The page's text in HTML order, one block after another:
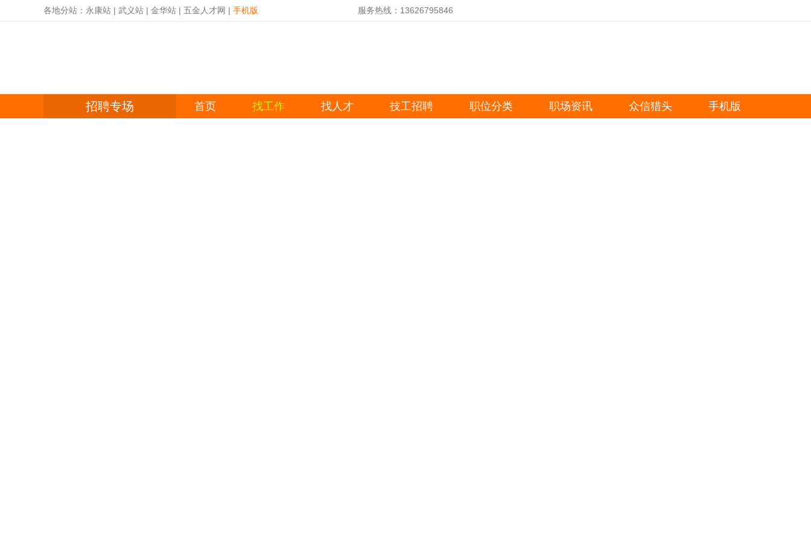
各地分站： 永康站 | 武义站 | 金华站 | 五金人才网 | 手机版 服务热线：13626795846
招聘专场 首页 找工作 找人才 技工招聘 职位分类 职场资讯 众信猎头 手机版